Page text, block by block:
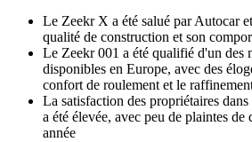
Le Zeekr X a été salué par Autocar
qualité de construction et son
Le Zeekr 001 a été qualifié d'un des
disponibles en Europe, avec des
confort de roulement et le
La satisfaction des propriétaires
a été élevée, avec peu de plaintes
année